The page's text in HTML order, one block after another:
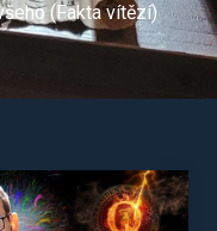
(Fakta vítězí)